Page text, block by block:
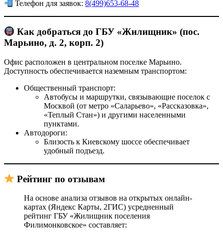
Телефон для заявок:8(499)653-68-48
Как добраться до ГБУ «Жилищник» (пос.
Марьино, д. 2, корп. 2)
Офис расположен в центральном поселке Марьино.
Доступность обеспечивается наземным транспортом:
Общественный транспорт:
Автобусы и маршрутки, связывающие поселок с
Москвой (от метро «Саларьево», «Рассказовка»,
«Теплый Стан») и другими населенными
пунктами.
Автодороги:
Близость к Киевскому шоссе обеспечивает
удобный подъезд.
Рейтинг по отзывам
На основе анализа отзывов на открытых онлайн-
картах (Яндекс Карты, 2ГИС) усредненный
рейтинг ГБУ «Жилищник поселения
Филимонковское» составляет: